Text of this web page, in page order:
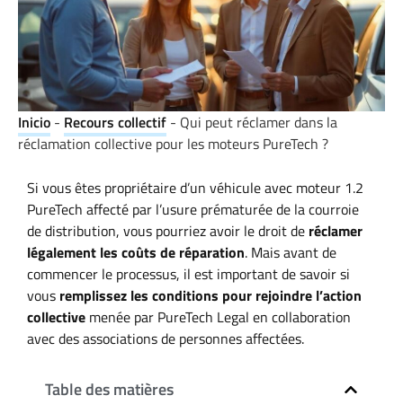
Inicio - Recours collectif - Qui peut réclamer dans la
réclamation collective pour les moteurs PureTech ?
Si vous êtes propriétaire d’un véhicule avec moteur 1.2
PureTech affecté par l’usure prématurée de la courroie
de distribution, vous pourriez avoir le droit de réclamer
légalement les coûts de réparation. Mais avant de
commencer le processus, il est important de savoir si
vous remplissez les conditions pour rejoindre l’action
collective menée par PureTech Legal en collaboration
avec des associations de personnes affectées.
Table des matières